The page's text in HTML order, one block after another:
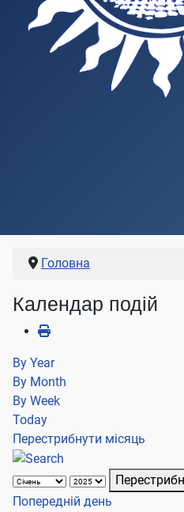
Головна
Календар подій
By Year
By Month
By Week
Today
Перестрибнути місяць
Попередній день